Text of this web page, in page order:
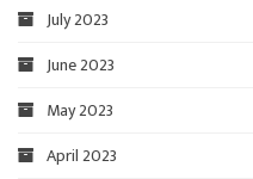
July 2023
June 2023
May 2023
April 2023